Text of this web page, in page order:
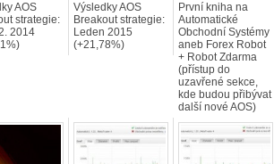
AOS
strategie:
2014
Výsledky AOS
Breakout strategie:
Leden 2015
(+21,78%)
První kniha na
Automatické
Obchodní Systémy
aneb Forex Robot
+ Robot Zdarma
(přístup do
uzavřené sekce,
kde budou přibývat
další nové AOS)